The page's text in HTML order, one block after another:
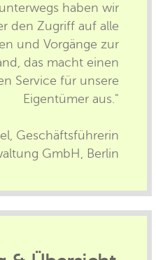
haben wir
den Zugriff auf alle
und Vorgänge zur
das macht einen
Service für unsere
Eigentümer aus."
Geschäftsführerin
GmbH, Berlin